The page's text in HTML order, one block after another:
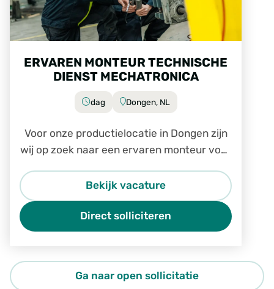
ERVAREN MONTEUR TECHNISCHE
DIENST MECHATRONICA
dag Dongen, NL
Voor onze productielocatie in Dongen zijn
wij op zoek naar een ervaren monteur voor
Bekijk vacature
Direct solliciteren
Ga naar open sollicitatie